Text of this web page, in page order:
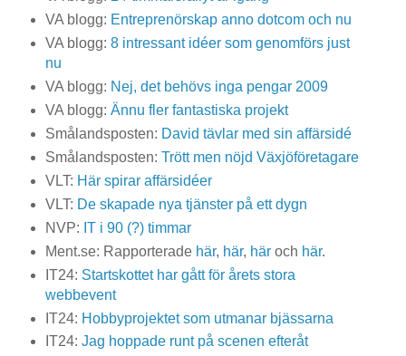
VA blogg: Entreprenörskap anno dotcom och nu
VA blogg: 8 intressant idéer som genomförs just
nu
VA blogg: Nej, det behövs inga pengar 2009
VA blogg: Ännu fler fantastiska projekt
Smålandsposten: David tävlar med sin affärsidé
Smålandsposten: Trött men nöjd Växjöföretagare
VLT: Här spirar affärsidéer
VLT: De skapade nya tjänster på ett dygn
NVP: IT i 90 (?) timmar
Ment.se: Rapporterade här, här, häroch här.
IT24: Startskottet har gått för årets stora
webbevent
IT24: Hobbyprojektet som utmanar bjässarna
IT24: Jag hoppade runt på scenen efteråt